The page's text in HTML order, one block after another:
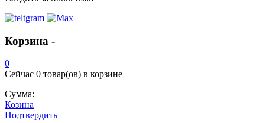
Корзина -
0
Сейчас 0 товар(ов) в корзине
Сумма:
Козина
Подтвердить